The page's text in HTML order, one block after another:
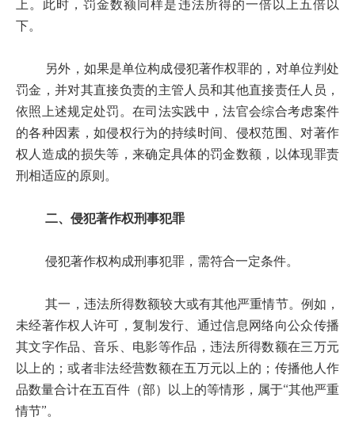
上。此时，罚金数额同样是违法所得的一倍以上五倍以
下。
另外，如果是单位构成侵犯著作权罪的，对单位判处
罚金，并对其直接负责的主管人员和其他直接责任人员，
依照上述规定处罚。在司法实践中，法官会综合考虑案件
的各种因素，如侵权行为的持续时间、侵权范围、对著作
权人造成的损失等，来确定具体的罚金数额，以体现罪责
刑相适应的原则。
二、侵犯著作权刑事犯罪
侵犯著作权构成刑事犯罪，需符合一定条件。
其一，违法所得数额较大或有其他严重情节。例如，
未经著作权人许可，复制发行、通过信息网络向公众传播
其文字作品、音乐、电影等作品，违法所得数额在三万元
以上的；或者非法经营数额在五万元以上的；传播他人作
品数量合计在五百件（部）以上的等情形，属于“其他严重
情节”。